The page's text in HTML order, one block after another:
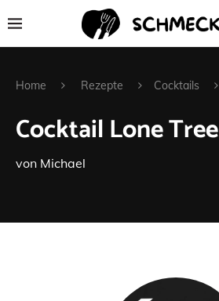
Home Rezepte Cocktails
Cocktail Lone Tree
von Michael